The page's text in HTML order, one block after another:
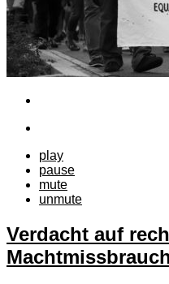
play
pause
mute
unmute
Verdacht auf